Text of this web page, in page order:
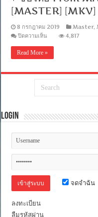
[MASTER] [MKV]
8 กรกฎาคม 2019 Master,
ปิดความเห็น
1080P]
Water
คู่
ดิ่ง
เด็ด
อังกฤษ
4,817
Read More »
Login
จดจำฉัน
ลงทะเบียน
ลืมรหัสผ่าน